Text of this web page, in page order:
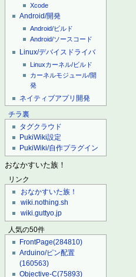
Xcode
Android/開発
Android/ビルド
Android/ソースコード
Linux/デバイスドライバ
Linuxカーネル/ビルド
カーネルモジュール/開
発
ネイティブアプリ開発
チラ裏
タグクラウド
PukiWiki設定
PukiWiki/自作プラグイン
おなかすいた族！
リンク
おなかすいた族！
wiki.nothing.sh
wiki.guttyo.jp
人気の50件
FrontPage(284810)
Arduino/ピン配置
(160563)
Objective-C(75893)